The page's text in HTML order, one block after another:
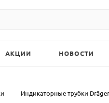
АКЦИИ НОВОСТИ
— Индикаторные трубки Dräger